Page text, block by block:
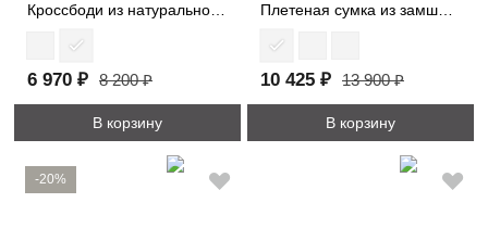
Кроссбоди из натуральной замши 3596
6 970 ₽ 8 200 ₽
В корзину
Плетеная сумка из замши 1376
10 425 ₽ 13 900 ₽
В корзину
-20%